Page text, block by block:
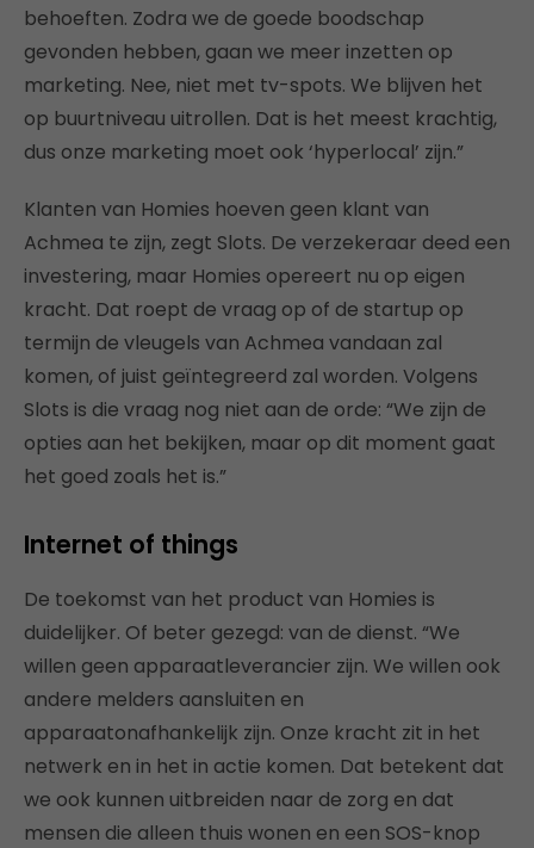
behoeften. Zodra we de goede boodschap
gevonden hebben, gaan we meer inzetten op
marketing. Nee, niet met tv-spots. We blijven het
op buurtniveau uitrollen. Dat is het meest krachtig,
dus onze marketing moet ook ‘hyperlocal’ zijn.”
Klanten van Homies hoeven geen klant van
Achmea te zijn, zegt Slots. De verzekeraar deed een
investering, maar Homies opereert nu op eigen
kracht. Dat roept de vraag op of de startup op
termijn de vleugels van Achmea vandaan zal
komen, of juist geïntegreerd zal worden. Volgens
Slots is die vraag nog niet aan de orde: “We zijn de
opties aan het bekijken, maar op dit moment gaat
het goed zoals het is.”
Internet of things
De toekomst van het product van Homies is
duidelijker. Of beter gezegd: van de dienst. “We
willen geen apparaatleverancier zijn. We willen ook
andere melders aansluiten en
apparaatonafhankelijk zijn. Onze kracht zit in het
netwerk en in het in actie komen. Dat betekent dat
we ook kunnen uitbreiden naar de zorg en dat
mensen die alleen thuis wonen en een SOS-knop